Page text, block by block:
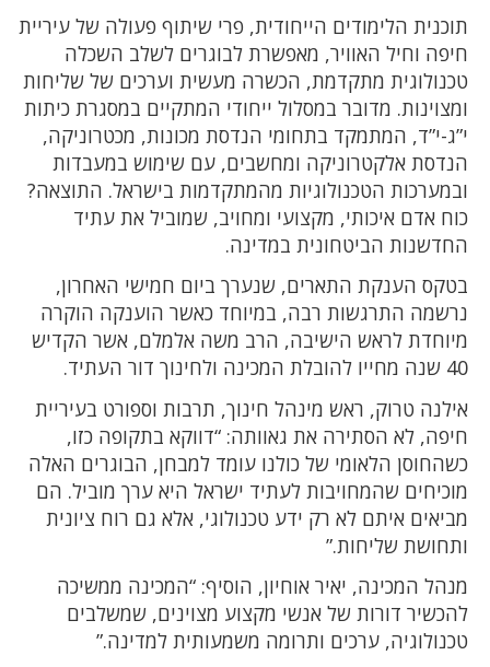
תוכנית הלימודים הייחודית, פרי שיתוף פעולה של עיריית
חיפה וחיל האוויר, מאפשרת לבוגרים לשלב השכלה
טכנולוגית מתקדמת, הכשרה מעשית וערכים של שליחות
ומצוינות. מדובר במסלול ייחודי המתקיים במסגרת כיתות
י”ג-י”ד, המתמקד בתחומי הנדסת מכונות, מכטרוניקה,
הנדסת אלקטרוניקה ומחשבים, עם שימוש במעבדות
ובמערכות הטכנולוגיות מהמתקדמות בישראל. התוצאה?
כוח אדם איכותי, מקצועי ומחויב, שמוביל את עתיד
החדשנות הביטחונית במדינה.
בטקס הענקת התארים, שנערך ביום חמישי האחרון,
נרשמה התרגשות רבה, במיוחד כאשר הוענקה הוקרה
מיוחדת לראש הישיבה, הרב משה אלמלם, אשר הקדיש
40 שנה מחייו להובלת המכינה ולחינוך דור העתיד.
אילנה טרוק, ראש מינהל חינוך, תרבות וספורט בעיריית
חיפה, לא הסתירה את גאוותה: “דווקא בתקופה כזו,
כשהחוסן הלאומי של כולנו עומד למבחן, הבוגרים האלה
מוכיחים שהמחויבות לעתיד ישראל היא ערך מוביל. הם
מביאים איתם לא רק ידע טכנולוגי, אלא גם רוח ציונית
ותחושת שליחות.”
מנהל המכינה, יאיר אוחיון, הוסיף: “המכינה ממשיכה
להכשיר דורות של אנשי מקצוע מצוינים, שמשלבים
טכנולוגיה, ערכים ותרומה משמעותית למדינה.”